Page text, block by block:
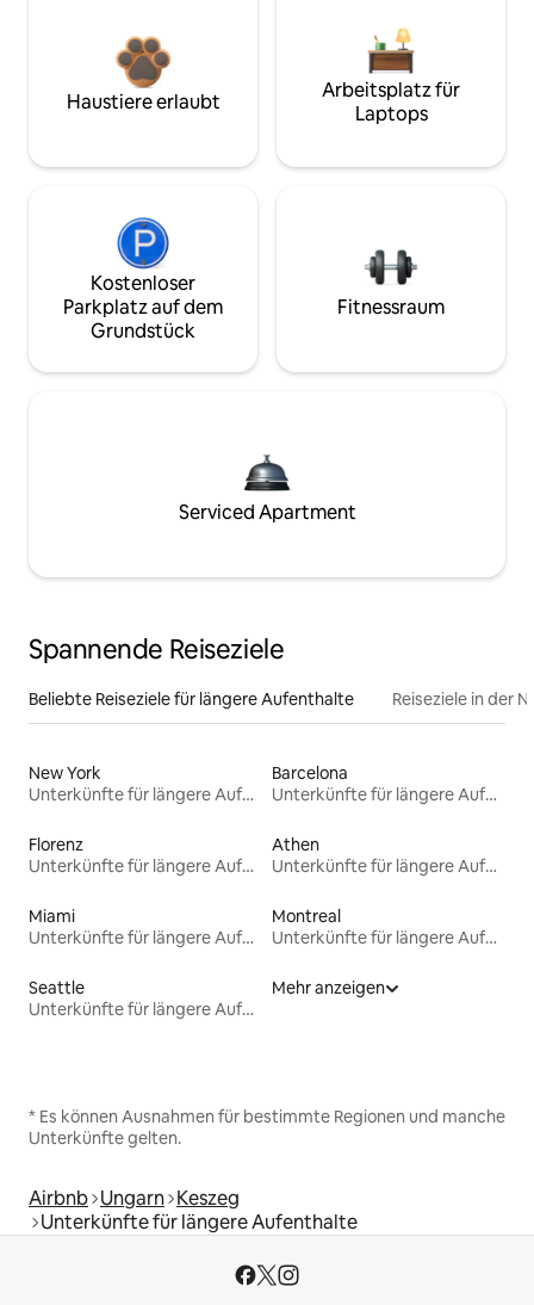
Haustiere erlaubt
Arbeitsplatz für
Laptops
Kostenloser
Parkplatz auf dem
Grundstück
Fitnessraum
Serviced Apartment
Spannende Reiseziele
Beliebte Reiseziele für längere Aufenthalte Reiseziele in der
New York
Unterkünfte für längere Aufenthalte
Barcelona
Unterkünfte für längere Aufenthalte
Florenz
Unterkünfte für längere Aufenthalte
Athen
Unterkünfte für längere Aufenthalte
Miami
Unterkünfte für längere Aufenthalte
Montreal
Unterkünfte für längere Aufenthalte
Seattle
Unterkünfte für längere Aufenthalte
Mehr anzeigen
* Es können Ausnahmen für bestimmte Regionen und manche
Unterkünfte gelten.
Airbnb Ungarn Keszeg
Unterkünfte für längere Aufenthalte